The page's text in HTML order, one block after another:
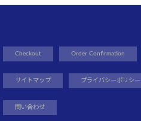
Checkout Order Confirmation
サイトマップ プライバシーポリシー
問い合わせ